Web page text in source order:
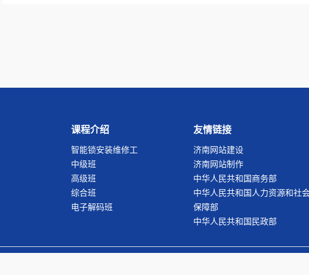
课程介绍
智能锁安装维修工
中级班
高级班
综合班
电子解码班
友情链接
济南网站建设
济南网站制作
中华人民共和国商务部
中华人民共和国人力资源和社
保障部
中华人民共和国民政部